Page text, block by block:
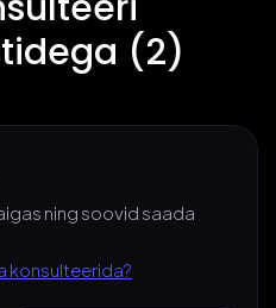
(2)
ning soovid saada
konsulteerida?